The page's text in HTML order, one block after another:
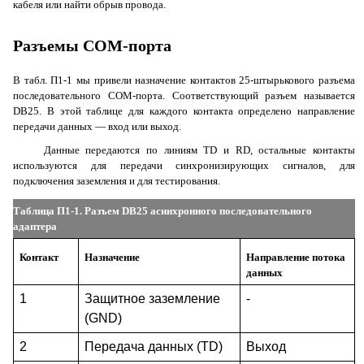
кабеля или найти обрыв провода.
Разъемы COM-порта
В табл. П1-1 мы привели назначение контактов 25-штырькового разъема
последовательного COM-порта. Соответствующий разъем называется
DB25. В этой таблице для каждого контакта определено направление
передачи данных — вход или выход.
Данные передаются по линиямTD и RD, остальные контакты
используются для передачи синхронизирующих сигналов, для
подключения заземления и для тестирования.
Таблица П1-1. Разъем DB25 асинхронного последовательного
адаптера
Контакт Назначение
Направление потока
данных
1
Защитное заземление
(GND)
-
2 Передача данных (TD) Выход